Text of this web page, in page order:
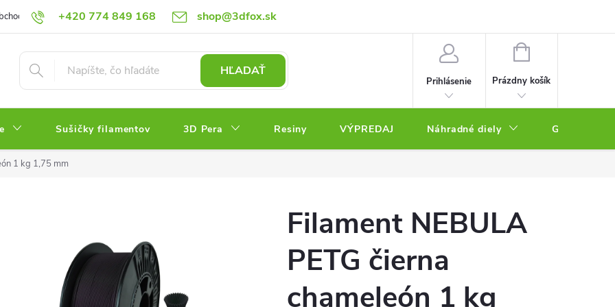
+420 774 849 168 shop@3dfox.sk
podmienky Podmienky ochrany osobných údajov
HĽADAŤ
Prihlásenie
NÁKUPNÝ
Prázdny košík
Sušičky filamentov 3D Pera Resiny VÝPREDAJ Náhradné diely
1 kg 1,75 mm
Filament NEBULA
PETG čierna
chameleón 1 kg